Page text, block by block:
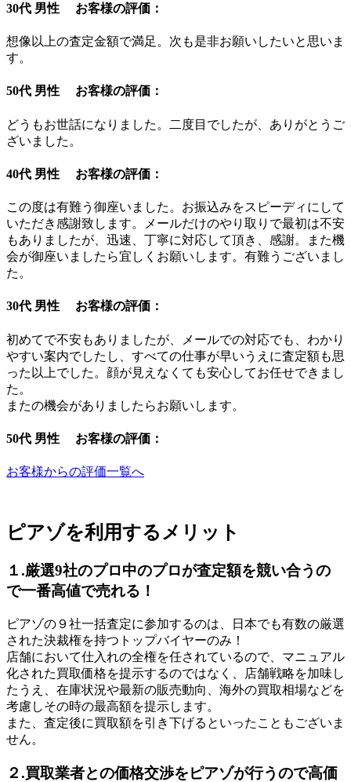
30代 男性 お客様の評価：
想像以上の査定金額で満足。次も是非お願いしたいと思いま
す。
50代 男性 お客様の評価：
どうもお世話になりました。二度目でしたが、ありがとうご
ざいました。
40代 男性 お客様の評価：
この度は有難う御座いました。お振込みをスピーディにして
いただき感謝致します。メールだけのやり取りで最初は不安
もありましたが、迅速、丁寧に対応して頂き、感謝。また機
会が御座いましたら宜しくお願いします。有難うございまし
た。
30代 男性 お客様の評価：
初めてで不安もありましたが、メールでの対応でも、わかり
やすい案内でしたし、すべての仕事が早いうえに査定額も思
った以上でした。顔が見えなくても安心してお任せできまし
た。
またの機会がありましたらお願いします。
50代 男性 お客様の評価：
お客様からの評価一覧へ
ピアゾを利用するメリット
１.厳選9社のプロ中のプロが査定額を競い合うの
で一番高値で売れる！
ピアゾの９社一括査定に参加するのは、日本でも有数の厳選
された決裁権を持つトップバイヤーのみ！
店舗において仕入れの全権を任されているので、マニュアル
化された買取価格を提示するのではなく、店舗戦略を加味し
たうえ、在庫状況や最新の販売動向、海外の買取相場などを
考慮しその時の最高額を提示します。
また、査定後に買取額を引き下げるといったこともございま
せん。
２.買取業者との価格交渉をピアゾが行うので高価